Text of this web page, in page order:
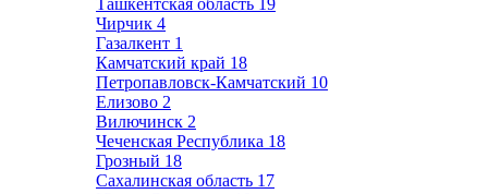
Ташкентская область 19
Чирчик 4
Газалкент 1
Камчатский край 18
Петропавловск-Камчатский 10
Елизово 2
Вилючинск 2
Чеченская Республика 18
Грозный 18
Сахалинская область 17